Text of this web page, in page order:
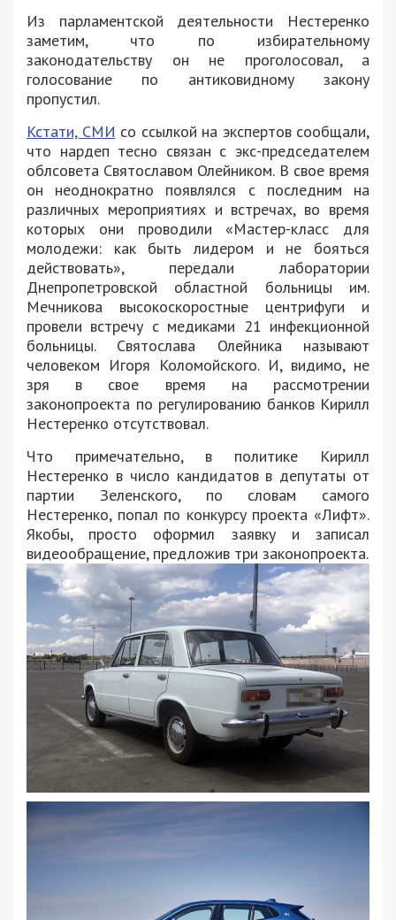
Из парламентской деятельности Нестеренко
заметим, что по избирательному
законодательству он не проголосовал, а
голосование по антиковидному закону
пропустил.
Кстати, СМИ со ссылкой на экспертов сообщали,
что нардеп тесно связан с экс-председателем
облсовета Святославом Олейником. В свое время
он неоднократно появлялся с последним на
различных мероприятиях и встречах, во время
которых они проводили «Мастер-класс для
молодежи: как быть лидером и не бояться
действовать», передали лаборатории
Днепропетровской областной больницы им.
Мечникова высокоскоростные центрифуги и
провели встречу с медиками 21 инфекционной
больницы. Святослава Олейника называют
человеком Игоря Коломойского. И, видимо, не
зря в свое время на рассмотрении
законопроекта по регулированию банков Кирилл
Нестеренко отсутствовал.
Что примечательно, в политике Кирилл
Нестеренко в число кандидатов в депутаты от
партии Зеленского, по словам самого
Нестеренко, попал по конкурсу проекта «Лифт».
Якобы, просто оформил заявку и записал
видеообращение, предложив три законопроекта.